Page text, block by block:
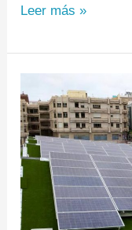
Leer más »
FIT
La
Cicer